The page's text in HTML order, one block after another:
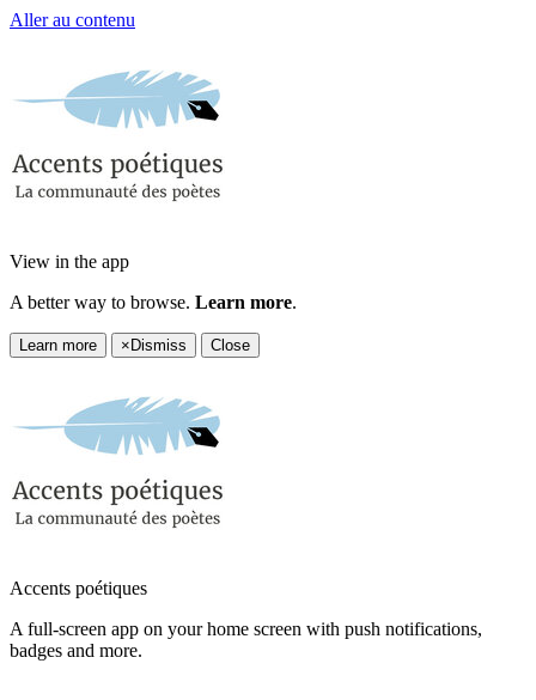
Aller au contenu
View in the app
A better way to browse. Learn more.
Learn more × Dismiss Close
Accents poétiques
A full-screen app on your home screen with push notifications,
badges and more.